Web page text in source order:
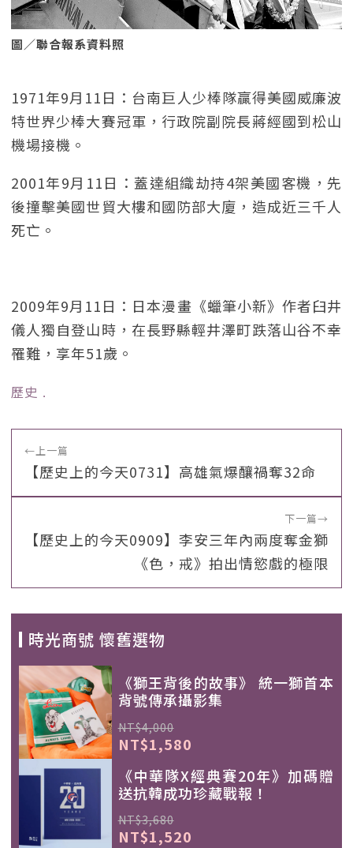
圖／聯合報系資料照
1971年9月11日：台南巨人少棒隊贏得美國威廉波
特世界少棒大賽冠軍，行政院副院長蔣經國到松山
機場接機。
2001年9月11日：蓋達組織劫持4架美國客機，先
後撞擊美國世貿大樓和國防部大廈，造成近三千人
死亡。
2009年9月11日：日本漫畫《蠟筆小新》作者臼井
儀人獨自登山時，在長野縣輕井澤町跌落山谷不幸
罹難，享年51歲。
歷史 ﹒
←上一篇
【歷史上的今天0731】高雄氣爆釀禍奪32命
下一篇→
【歷史上的今天0909】李安三年內兩度奪金獅
《色，戒》拍出情慾戲的極限
時光商號 懷舊選物
《獅王背後的故事》 統一獅首本
背號傳承攝影集
NT$4,000
NT$1,580
《中華隊X經典賽20年》加碼贈
送抗韓成功珍藏戰報！
NT$3,680
NT$1,520